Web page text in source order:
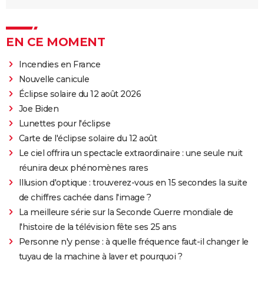
EN CE MOMENT
Incendies en France
Nouvelle canicule
Éclipse solaire du 12 août 2026
Joe Biden
Lunettes pour l'éclipse
Carte de l'éclipse solaire du 12 août
Le ciel offrira un spectacle extraordinaire : une seule nuit
réunira deux phénomènes rares
Illusion d'optique : trouverez-vous en 15 secondes la suite
de chiffres cachée dans l'image ?
La meilleure série sur la Seconde Guerre mondiale de
l'histoire de la télévision fête ses 25 ans
Personne n'y pense : à quelle fréquence faut-il changer le
tuyau de la machine à laver et pourquoi ?